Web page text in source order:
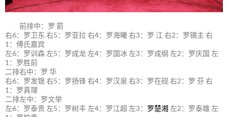
前排中：罗 箭
右6：罗卫东 右5：罗亚拉 右4：罗海曦 右3：罗 江 右2：罗锡主 右
1：傅氏嘉宾
左6：罗训森 左5：罗成龙 左4：罗国冰 左3：罗成纲 左2：罗庆国 左
1：罗胜前
二排右中：罗 华
右6：罗发银 右5：罗扬锋 右4：罗汉泉 右3：罗在砚 右2：罗 芬 右
1：罗真理
二排左中：罗文举
左6：罗泰贵 左5：罗树丰 左4：罗江超 左3： 罗楚湘 左2：罗泰雄 左